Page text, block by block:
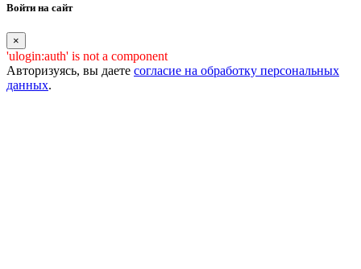
Войти на сайт
×
'ulogin:auth' is not a component
Авторизуясь, вы даете согласие на обработку персональных
данных.